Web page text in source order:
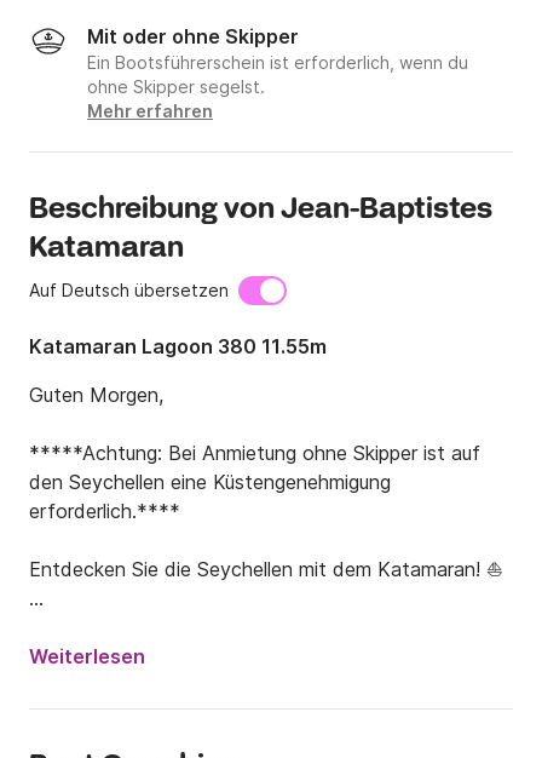
Mit oder ohne Skipper
Ein Bootsführerschein ist erforderlich, wenn du
ohne Skipper segelst.
Mehr erfahren
Beschreibung von Jean-Baptistes
Katamaran
Auf Deutsch übersetzen
Katamaran Lagoon 380 11.55m
Guten Morgen,
*****Achtung: Bei Anmietung ohne Skipper ist auf
den Seychellen eine Küstengenehmigung
erforderlich.****
Entdecken Sie die Seychellen mit dem Katamaran! ⛵
eine Flotte von Katamaranen von 38 bis 77 Fuß, die
sind. Unsere Boote sind perfekt ausgestattet, um
Weiterlesen